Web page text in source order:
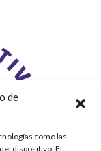
de
como las
dispositivo. El